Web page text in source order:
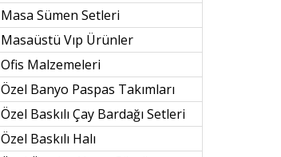
Masa Sümen Setleri
Masaüstü Vıp Ürünler
Ofis Malzemeleri
Özel Banyo Paspas Takımları
Özel Baskılı Çay Bardağı Setleri
Özel Baskılı Halı